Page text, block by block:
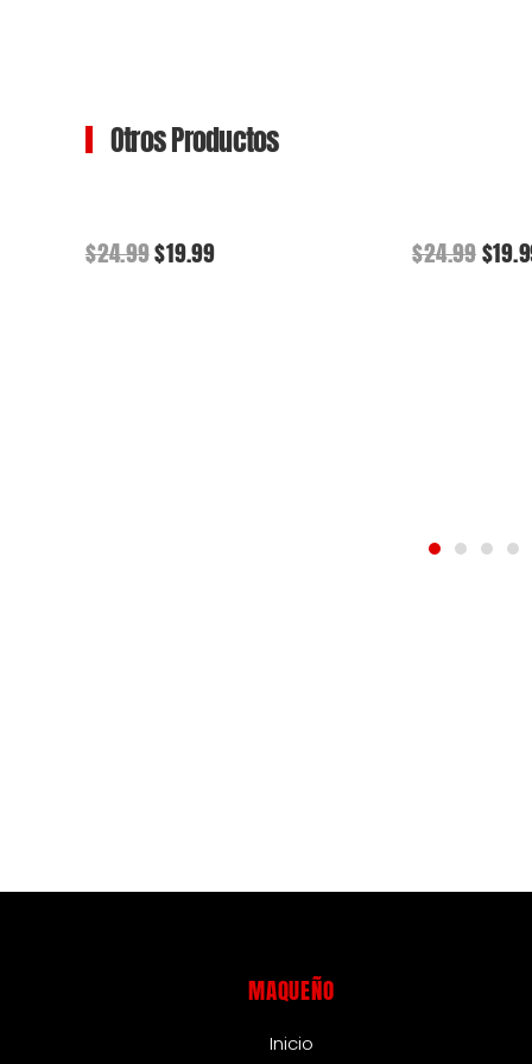
Otros Productos
$24.99Original
$19.99Current
$24.99$
MAQUEÑO
Inicio